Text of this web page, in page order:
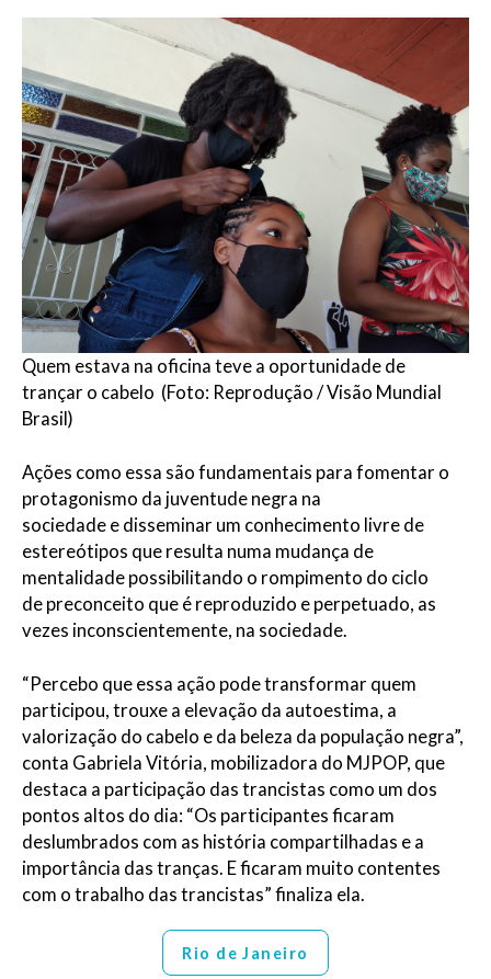
Quem estava na oficina teve a oportunidade de
trançar o cabelo (Foto: Reprodução / Visão Mundial
Brasil)
Ações como essa são fundamentais para fomentar o
protagonismo da juventude negra na
sociedade e disseminar um conhecimento livre de
estereótipos que resulta numa mudança de
mentalidade possibilitando o rompimento do ciclo
de preconceito que é reproduzido e perpetuado, as
vezes inconscientemente, na sociedade.
“Percebo que essa ação pode transformar quem
participou, trouxe a elevação da autoestima, a
valorização do cabelo e da beleza da população negra”,
conta Gabriela Vitória, mobilizadora do MJPOP, que
destaca a participação das trancistas como um dos
pontos altos do dia: “Os participantes ficaram
deslumbrados com as história compartilhadas e a
importância das tranças. E ficaram muito contentes
com o trabalho das trancistas” finaliza ela.
Rio de Janeiro